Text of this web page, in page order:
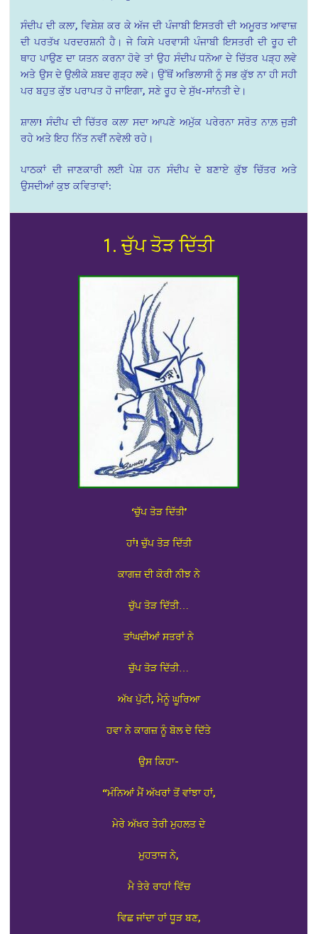
ਸੰਦੀਪ ਦੀ ਕਲਾ, ਵਿਸ਼ੇਸ਼ ਕਰ ਕੇ ਅੱਜ ਦੀ ਪੰਜਾਬੀ ਇਸਤਰੀ ਦੀ ਅਮੂਰਤ ਆਵਾਜ਼
ਦੀ ਪਰਤੱਖ ਪਰਦਰਸ਼ਨੀ ਹੈ। ਜੇ ਕਿਸੇ ਪਰਵਾਸੀ ਪੰਜਾਬੀ ਇਸਤਰੀ ਦੀ ਰੂਹ ਦੀ
ਥਾਹ ਪਾਉਣ ਦਾ ਯਤਨ ਕਰਨਾ ਹੋਵੇ ਤਾਂ ਉਹ ਸੰਦੀਪ ਧਨੋਆ ਦੇ ਚਿੱਤਰ ਪੜ੍ਹ ਲਵੇ
ਅਤੇ ਉਸ ਦੇ ਉਲੀਕੇ ਸ਼ਬਦ ਗੁੜ੍ਹ ਲਵੇ। ਉੱਥੋਂ ਅਭਿਲਾਸੀ ਨੂੰ ਸਭ ਕੁੱਝ ਨਾ ਹੀ ਸਹੀ
ਪਰ ਬਹੁਤ ਕੁੱਝ ਪਰਾਪਤ ਹੋ ਜਾਇਗਾ, ਸਣੇ ਰੂਹ ਦੇ ਸੁੱਖ-ਸਾਂਨਤੀ ਦੇ।
ਸ਼ਾਲਾ! ਸੰਦੀਪ ਦੀ ਚਿੱਤਰ ਕਲਾ ਸਦਾ ਆਪਣੇ ਅਮੁੱਕ ਪਰੇਰਨਾ ਸਰੋਤ ਨਾਲ਼ ਜੁੜੀ
ਰਹੇ ਅਤੇ ਇਹ ਨਿੱਤ ਨਵੀਂ ਨਵੇਲੀ ਰਹੇ।
ਪਾਠਕਾਂ ਦੀ ਜਾਣਕਾਰੀ ਲਈ ਪੇਸ਼ ਹਨ ਸੰਦੀਪ ਦੇ ਬਣਾਏ ਕੁੱਝ ਚਿੱਤਰ ਅਤੇ
ਉਸਦੀਆਂ ਕੁਝ ਕਵਿਤਾਵਾਂ:
1. ਚੁੱਪ ਤੋੜ ਦਿੱਤੀ
‘ਚੁੱਪ ਤੋੜ ਦਿੱਤੀ’
ਹਾਂ! ਚੁੱਪ ਤੋੜ ਦਿੱਤੀ
ਕਾਗਜ਼ ਦੀ ਕੋਰੀ ਨੀਝ ਨੇ
ਚੁੱਪ ਤੋੜ ਦਿੱਤੀ…
ਤਾਂਘਦੀਆਂ ਸਤਰਾਂ ਨੇ
ਚੁੱਪ ਤੋੜ ਦਿੱਤੀ…
ਅੱਖ ਪੁੱਟੀ, ਮੈਨੂੰ ਘੂਰਿਆ
ਹਵਾ ਨੇ ਕਾਗਜ਼ ਨੂੰ ਬੋਲ ਦੇ ਦਿੱਤੇ
ਉਸ ਕਿਹਾ-
“ਮੰਨਿਆਂ ਮੈਂ ਅੱਖਰਾਂ ਤੋਂ ਵਾਂਝਾ ਹਾਂ,
ਮੇਰੇ ਅੱਖਰ ਤੇਰੀ ਮੁਹਲਤ ਦੇ
ਮੁਹਤਾਜ ਨੇ,
ਮੈ ਤੇਰੇ ਰਾਹਾਂ ਵਿੱਚ
ਵਿਛ ਜਾਂਦਾ ਹਾਂ ਧੂੜ ਬਣ,